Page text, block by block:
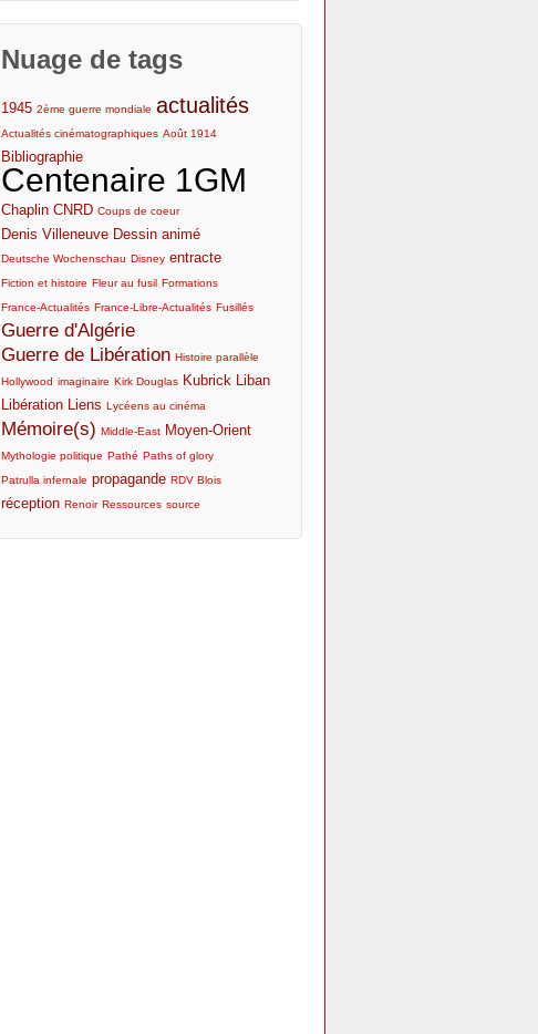
Lycée
Cinéma et 1GM : bibliographie
Nuage de tags
1945 2ème guerre mondiale actualités
Actualités cinématographiques Août 1914
Bibliographie
Centenaire 1GM
Chaplin CNRD Coups de coeur
Denis Villeneuve Dessin animé
Deutsche Wochenschau Disney entracte
Fiction et histoire Fleur au fusil Formations
France-Actualités France-Libre-Actualités Fusillés
Guerre d'Algérie
Guerre de Libération Histoire parallèle
Hollywood imaginaire Kirk Douglas Kubrick Liban
Libération Liens Lycéens au cinéma
Mémoire(s) Middle-East Moyen-Orient
Mythologie politique Pathé Paths of glory
Patrulla infernale propagande RDV Blois
réception Renoir Ressources source